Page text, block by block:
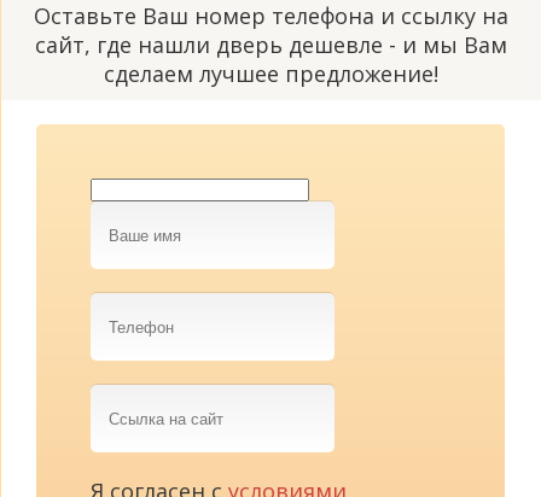
Оставьте Ваш номер телефона и ссылку на
сайт, где нашли дверь дешевле - и мы Вам
сделаем лучшее предложение!
Ваше
имя
Телефон
Ссылка
на
сайт